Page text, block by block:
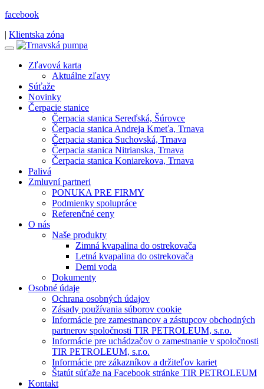
facebook
| Klientska zóna
Zľavová karta
Aktuálne zľavy
Súťaže
Novinky
Čerpacie stanice
Čerpacia stanica Sereďská, Šúrovce
Čerpacia stanica Andreja Kmeťa, Trnava
Čerpacia stanica Suchovská, Trnava
Čerpacia stanica Nitrianska, Trnava
Čerpacia stanica Koniarekova, Trnava
Palivá
Zmluvní partneri
PONUKA PRE FIRMY
Podmienky spolupráce
Referenčné ceny
O nás
Naše produkty
Zimná kvapalina do ostrekovača
Letná kvapalina do ostrekovača
Demi voda
Dokumenty
Osobné údaje
Ochrana osobných údajov
Zásady používania súborov cookie
Informácie pre zamestnancov a zástupcov obchodných
partnerov spoločnosti TIR PETROLEUM, s.r.o.
Informácie pre uchádzačov o zamestnanie v spoločnosti
TIR PETROLEUM, s.r.o.
Informácie pre zákazníkov a držiteľov kariet
Štatút súťaže na Facebook stránke TIR PETROLEUM
Kontakt